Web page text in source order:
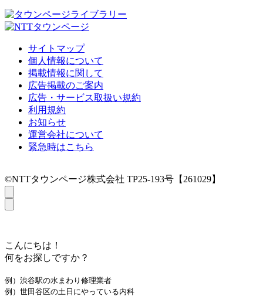
サイトマップ
個人情報について
掲載情報に関して
広告掲載のご案内
広告・サービス取扱い規約
利用規約
お知らせ
運営会社について
緊急時はこちら
©NTTタウンページ株式会社 TP25-193号【261029】
こんにちは！
何をお探しですか？
例）渋谷駅の水まわり修理業者
例）世田谷区の土日にやっている内科